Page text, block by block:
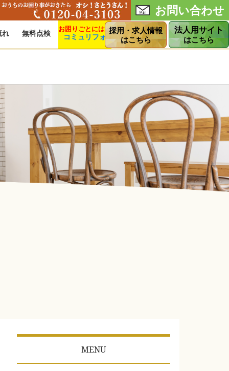
お問い合わせ
採用・求人情報
はこちら
法人用サイト
はこちら
れ 無料点検 コミュリフォ ショップ
MENU